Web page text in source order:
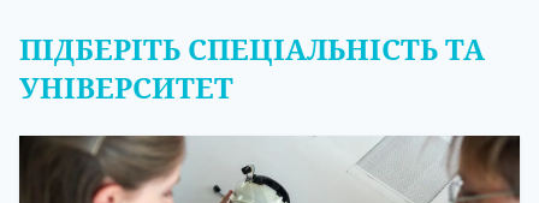
ПІДБЕРІТЬ СПЕЦІАЛЬНІСТЬ ТА
УНІВЕРСИТЕТ